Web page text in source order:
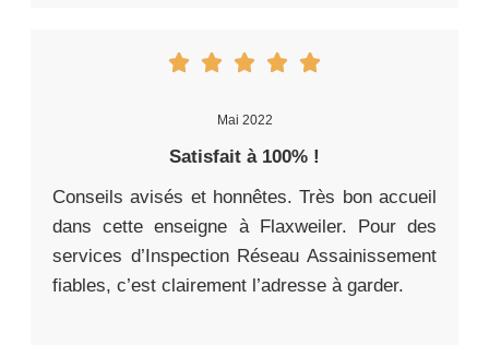
Mai 2022
Satisfait à 100% !
Conseils avisés et honnêtes. Très bon accueil
dans cette enseigne à Flaxweiler. Pour des
services d’Inspection Réseau Assainissement
fiables, c’est clairement l’adresse à garder.